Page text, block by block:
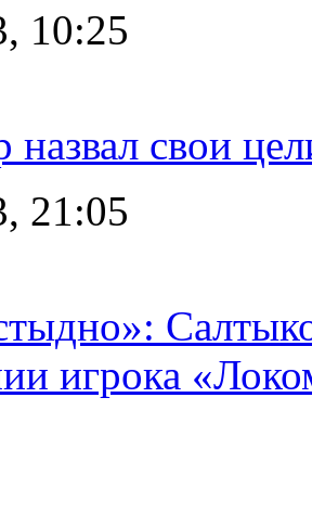
10:25
назвал свои
21:05
игрока